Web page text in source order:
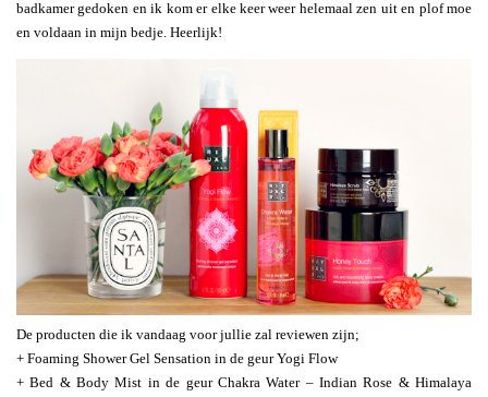
badkamer gedoken en ik kom er elke keer weer helemaal zen uit en plof moe
en voldaan in mijn bedje. Heerlijk!
De producten die ik vandaag voor jullie zal reviewen zijn;
+ Foaming Shower Gel Sensation in de geur Yogi Flow
+ Bed & Body Mist in de geur Chakra Water – Indian Rose & Himalaya